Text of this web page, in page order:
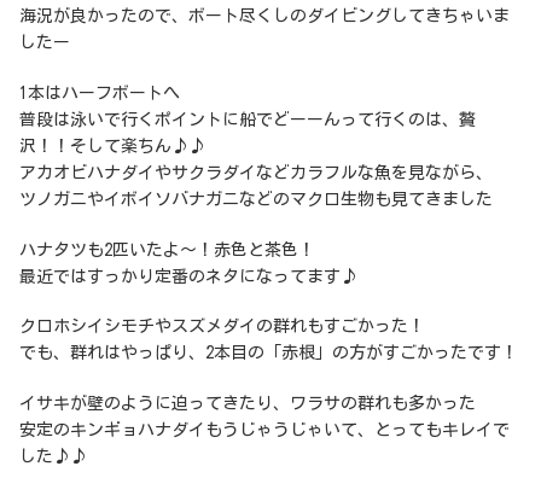
海況が良かったので、ボート尽くしのダイビングしてきちゃいま
したー
1本はハーフボートへ
普段は泳いで行くポイントに船でどーーんって行くのは、贅
沢！！そして楽ちん♪♪
アカオビハナダイやサクラダイなどカラフルな魚を見ながら、
ツノガニやイボイソバナガニなどのマクロ生物も見てきました
ハナタツも2匹いたよ～！赤色と茶色！
最近ではすっかり定番のネタになってます♪
クロホシイシモチやスズメダイの群れもすごかった！
でも、群れはやっぱり、2本目の「赤根」の方がすごかったです！
イサキが壁のように迫ってきたり、ワラサの群れも多かった
安定のキンギョハナダイもうじゃうじゃいて、とってもキレイで
した♪♪